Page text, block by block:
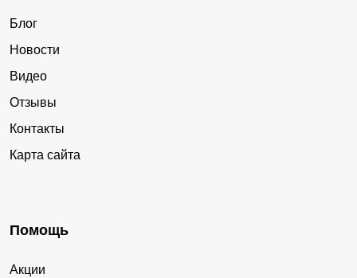
Блог
Новости
Видео
Отзывы
Контакты
Карта сайта
Помощь
Акции